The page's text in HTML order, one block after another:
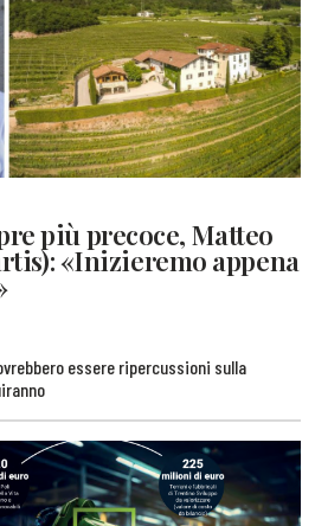
più precoce, Matteo
«Inizieremo appena
essere ripercussioni sulla